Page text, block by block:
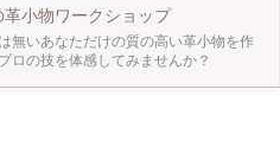
色をお選びいただけます。 ・イニ
裁断機などがありますので申し訳ありま
ます。） ・参加者はお一人様が多いの
小物ワークショップ
無いあなただけの質の高い革小物を作
ロの技を体感してみませんか？